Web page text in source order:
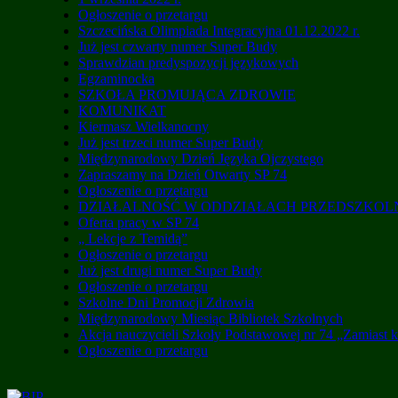
Ogłoszenie o przetargu
Szczecińska Olimpiada Integracyjna 01.12.2022 r.
Już jest czwarty numer Super Budy
Sprawdzian predyspozycji językowych
Egzaminocka
SZKOŁA PROMUJĄCA ZDROWIE
KOMUNIKAT
Kiermasz Wielkanocny
Już jest trzeci numer Super Budy
Międzynarodowy Dzień Języka Ojczystego
Zapraszamy na Dzień Otwarty SP 74
Ogłoszenie o przetargu
DZIAŁALNOŚĆ W ODDZIAŁACH
Oferta pracy w SP 74
„ Lekcje z Temidą”
Ogłoszenie o przetargu
Już jest drugi numer Super Budy
Ogłoszenie o przetargu
Szkolne Dni Promocji Zdrowia
Międzynarodowy Miesiąc Bibliotek Szkolnych
Akcja nauczycieli Szkoły Podstawowej nr 74 „Zamiast
Ogłoszenie o przetargu